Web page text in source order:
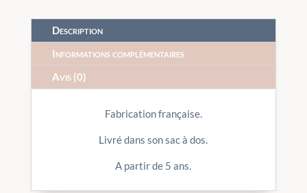
Description
Informations complémentaires
Avis (0)
Fabrication française.
Livré dans son sac à dos.
A partir de 5 ans.